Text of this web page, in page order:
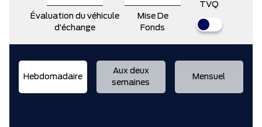
Évaluation du véhicule
d’échange
Mise De
Fonds
TVQ
Hebdomadaire
Aux deux
semaines
Mensuel